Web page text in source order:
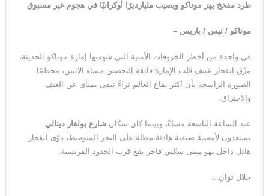
طرد مفخخ يهز موناكو ويصيب مليارديرًا أوكرانيًا في هجوم غير مسبوق
موناكو / نيس / باريس –
في واحدة من أخطر الخروقات الأمنية التي شهدتها إمارة موناكو الحديثة،
مزّق انفجار عنيف قلب الإمارة فائقة التحصين مساء الاثنين، محطمًا
الصورة الراسخة بأن أكثر بقاع العالم ثراءً تبقى بمنأى عن العنف
والاختراق.
عند الساعة التاسعة مساءً، وبينما كان سكان شارع بولفار ديتالي
يستعدون لأمسية صيفية هادئة مطلة على البحر المتوسط، دوّى انفجار
هائل داخل بهو مبنى سكني فاخر يقع قرب الحدود الفرنسية.
خلال ثوانٍ…